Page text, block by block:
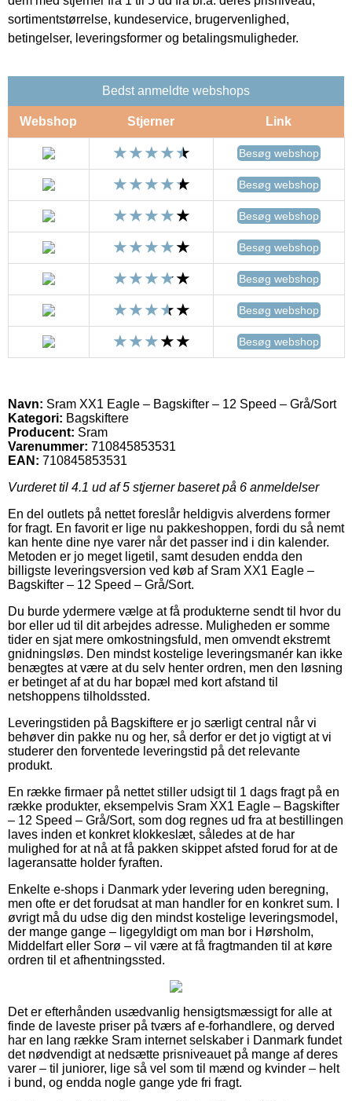
sortimentstørrelse, kundeservice, brugervenlighed,
betingelser, leveringsformer og betalingsmuligheder.
Bedst anmeldte webshops
Webshop Stjerner Link
Besøg webshop
Besøg webshop
Besøg webshop
Besøg webshop
Besøg webshop
Besøg webshop
Besøg webshop
Navn: Sram XX1 Eagle – Bagskifter – 12 Speed – Grå/Sort
Kategori: Bagskiftere
Producent: Sram
Varenummer: 710845853531
EAN: 710845853531
Vurderet til 4.1 ud af 5 stjerner baseret på 6 anmeldelser
En del outlets på nettet foreslår heldigvis alverdens former
for fragt. En favorit er lige nu pakkeshoppen, fordi du så nemt
kan hente dine nye varer når det passer ind i din kalender.
Metoden er jo meget ligetil, samt desuden endda den
billigste leveringsversion ved køb af Sram XX1 Eagle –
Bagskifter – 12 Speed – Grå/Sort.
Du burde ydermere vælge at få produkterne sendt til hvor du
bor eller ud til dit arbejdes adresse. Muligheden er somme
tider en sjat mere omkostningsfuld, men omvendt ekstremt
gnidningsløs. Den mindst kostelige leveringsmanér kan ikke
benægtes at være at du selv henter ordren, men den løsning
er betinget af at du har bopæl med kort afstand til
netshoppens tilholdssted.
Leveringstiden på Bagskiftere er jo særligt central når vi
behøver din pakke nu og her, så derfor er det jo vigtigt at vi
studerer den forventede leveringstid på det relevante
produkt.
En række firmaer på nettet stiller udsigt til 1 dags fragt på en
række produkter, eksempelvis Sram XX1 Eagle – Bagskifter
– 12 Speed – Grå/Sort, som dog regnes ud fra at bestillingen
laves inden et konkret klokkeslæt, således at de har
mulighed for at nå at få pakken skippet afsted forud for at de
lageransatte holder fyraften.
Enkelte e-shops i Danmark yder levering uden beregning,
men ofte er det forudsat at man handler for en konkret sum. I
øvrigt må du udse dig den mindst kostelige leveringsmodel,
der mange gange – ligegyldigt om man bor i Hørsholm,
Middelfart eller Sorø – vil være at få fragtmanden til at køre
ordren til et afhentningssted.
Det er efterhånden usædvanlig hensigtsmæssigt for alle at
finde de laveste priser på tværs af e-forhandlere, og derved
har en lang række Sram internet selskaber i Danmark fundet
det nødvendigt at nedsætte prisniveauet på mange af deres
varer – til juniorer, lige så vel som til mænd og kvinder – helt
i bund, og endda nogle gange yde fri fragt.